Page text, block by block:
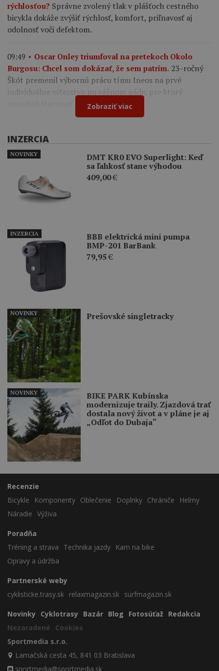
rýchlosťou? Správne zvolený tlak v plášťoch cestného
bicykla dokáže zvýšiť rýchlosť, komfort, priľnavosť aj
odolnosť voči defektom.
09:49
Oscar Onley triumfoval na pretekoch Okolo
Burgosu: Chcel som dokázať, že sem patrím. 23-ročný
Škót premenil výbornú prácu tímu Ineos na prvé
individuálne víťazstvo po vážnom páde, pre ktorý
nemohol štartovať na Tour de France.
Zobraziť viac
INZERCIA
DMT KR0 EVO Superlight: Keď
sa ľahkosť stane výhodou
409,00€
NOVINKY
BBB elektrická mini pumpa
BMP-201 BarBank
79,95€
INZERCIA
Prešovské singletracky
NOVINKY
BIKE PARK Kubínska
modernizuje traily. Zjazdová trať
dostala nový život a v pláne je aj
„Odľot do Dubaja“
NOVINKY
Recenzie
Bicykle
Komponenty Oblečenie Doplnky Chrániče
Helmy
Náradie Výživa
Poradňa
Tréning a strava
Technika jazdy
Kam na bike
Opravy a údržba
Partnerské weby
cyklisticke.trasy.sk relaxmagazin.sk surfmagazin.sk
Novinky Cyklotrasy Bazár Blog Fotosúťaž Redakcia
Nezaradené
Cookies
Sportmedia s.r.o.
Lamačská cesta 45, 841 03 Bratislava
sportmedia@sportmedia.sk